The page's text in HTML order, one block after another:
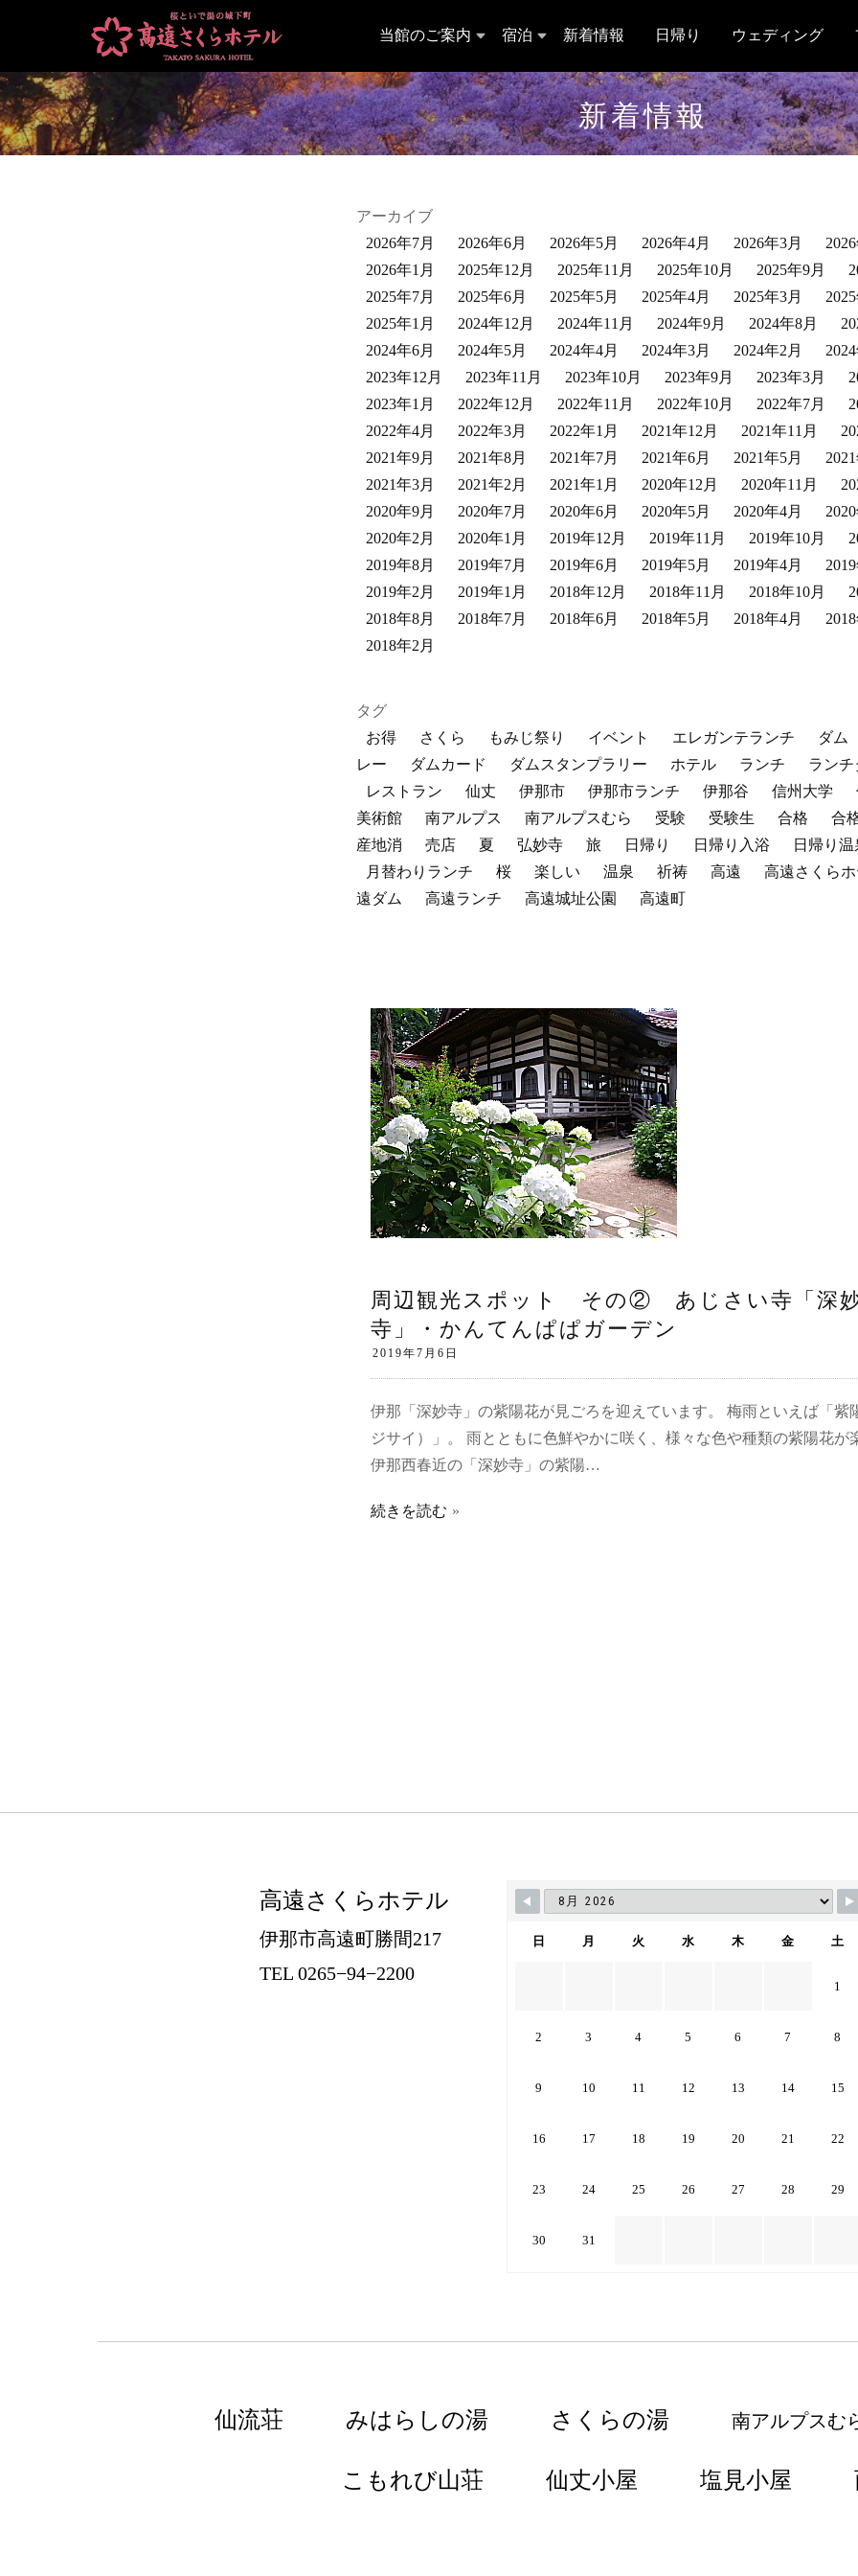
当館のご案内 宿泊 新着情報 日帰り ウェディング
新着情報
アーカイブ
2026年7月
2026年6月 2026年5月 2026年4月 2026年3月
2026年1月
2025年12月 2025年11月 2025年10月 2025年9月
2025年7月
2025年6月 2025年5月 2025年4月 2025年3月
2025年1月
2024年12月 2024年11月 2024年9月 2024年8月
2024年6月
2024年5月 2024年4月 2024年3月 2024年2月
2023年12月
2023年11月 2023年10月 2023年9月 2023年3月
2023年1月
2022年12月 2022年11月 2022年10月 2022年7月
2022年4月
2022年3月 2022年1月 2021年12月 2021年11月
2021年9月
2021年8月 2021年7月 2021年6月 2021年5月
2021年3月
2021年2月 2021年1月 2020年12月 2020年11月
2020年9月
2020年7月 2020年6月 2020年5月 2020年4月
2020年2月
2020年1月 2019年12月 2019年11月 2019年10月
2019年8月
2019年7月 2019年6月 2019年5月 2019年4月
2019年2月
2019年1月 2018年12月 2018年11月 2018年10月
2018年8月
2018年7月 2018年6月 2018年5月 2018年4月
2018年2月
タグ
お得
さくら もみじ祭り イベント エレガンテランチ
ダム
レー
ダムカード ダムスタンプラリー ホテル ランチ
ラン
レストラン
仙丈 伊那市 伊那市ランチ 伊那谷 信州大学
美術館
南アルプス 南アルプスむら 受験 受験生 合格
合
産地消
売店 夏 弘妙寺 旅 日帰り 日帰り入浴
日帰り温
月替わりランチ
桜 楽しい 温泉 祈祷 高遠
高遠さくら
遠ダム
高遠ランチ 高遠城址公園 高遠町
周辺観光スポット その② あじさい寺「深
寺」・かんてんぱぱガーデン
伊那「深妙寺」の紫陽花が見ごろを迎えています。 梅雨といえば「紫
ジサイ）」。 雨とともに色鮮やかに咲く、様々な色や種類の紫陽花が
伊那西春近の「深妙寺」の紫陽…
続きを読む
高遠さくらホテル
伊那市高遠町勝間217
TEL 0265−94−2200
日 月 火 水 木 金 土
1
2 3 4 5 6 7 8
9 10 11 12 13 14 15
16 17 18 19 20 21 22
23 24 25 26 27 28 29
30 31
仙流荘 みはらしの湯 さくらの湯 南アルプスむ
こもれび山荘 仙丈小屋 塩見小屋